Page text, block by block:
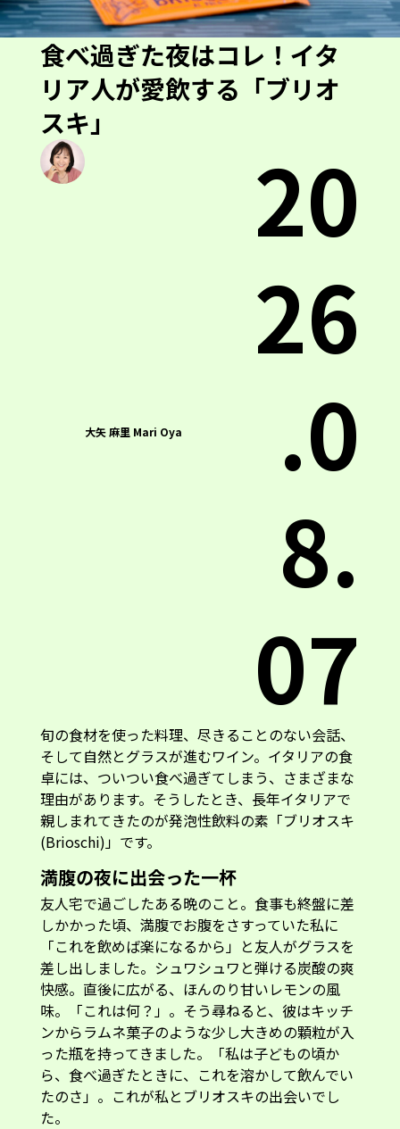
食べ過ぎた夜はコレ！イタ
リア人が愛飲する「ブリオ
スキ」
大矢 麻里 Mari Oya
20
26
.0
8.
07
旬の食材を使った料理、尽きることのない会話、
そして自然とグラスが進むワイン。イタリアの食
卓には、ついつい食べ過ぎてしまう、さまざまな
理由があります。そうしたとき、長年イタリアで
親しまれてきたのが発泡性飲料の素「ブリオスキ
(Brioschi)」です。
満腹の夜に出会った一杯
友人宅で過ごしたある晩のこと。食事も終盤に差
しかかった頃、満腹でお腹をさすっていた私に
「これを飲めば楽になるから」と友人がグラスを
差し出しました。シュワシュワと弾ける炭酸の爽
快感。直後に広がる、ほんのり甘いレモンの風
味。「これは何？」。そう尋ねると、彼はキッチ
ンからラムネ菓子のような少し大きめの顆粒が入
った瓶を持ってきました。「私は子どもの頃か
ら、食べ過ぎたときに、これを溶かして飲んでい
たのさ」。これが私とブリオスキの出会いでし
た。